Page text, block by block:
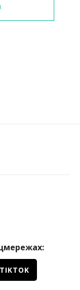
TIKTOK